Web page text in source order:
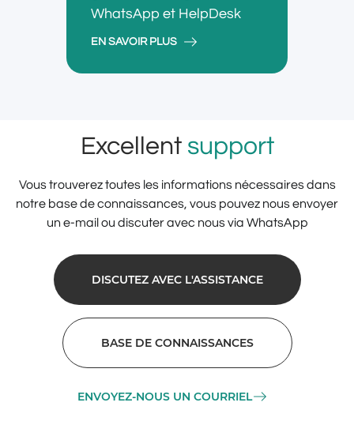
WhatsApp et HelpDesk
EN SAVOIR PLUS
Excellent support
Vous trouverez toutes les informations nécessaires dans
notre base de connaissances, vous pouvez nous envoyer
un e-mail ou discuter avec nous via WhatsApp
DISCUTEZ AVEC L'ASSISTANCE
BASE DE CONNAISSANCES
ENVOYEZ-NOUS UN COURRIEL